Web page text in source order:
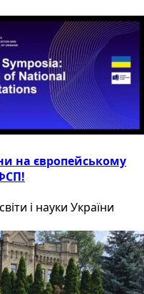
на європейському
і науки України